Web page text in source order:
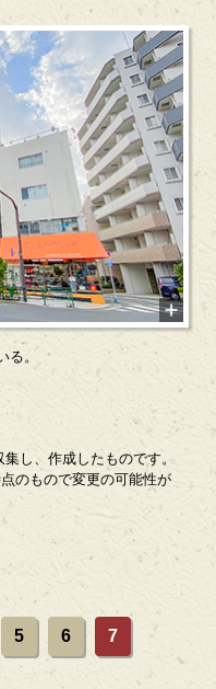
。
し、作成したものです。
のもので変更の可能性が
5 6 7